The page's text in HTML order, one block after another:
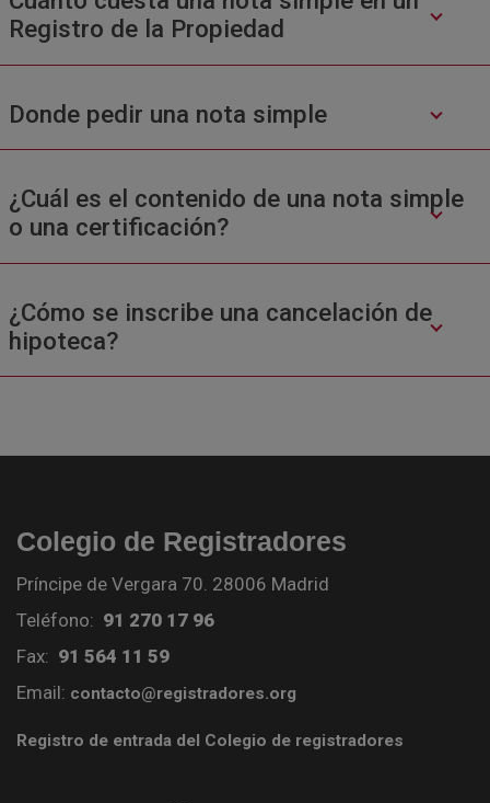
Registro de la Propiedad
Donde pedir una nota simple
¿Cuál es el contenido de una nota simple
o una certificación?
¿Cómo se inscribe una cancelación de
hipoteca?
Colegio de Registradores
Príncipe de Vergara 70. 28006 Madrid
Teléfono: 91 270 17 96
Fax: 91 564 11 59
Email: contacto@registradores.org
Registro de entrada del Colegio de registradores